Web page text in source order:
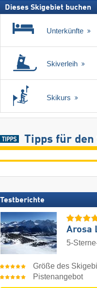
Dieses Skigebiet buchen
Unterkünfte
Skiverleih
Skikurs
Tipps für
Testberichte
Arosa
5-
Größe des
Pistenangebot